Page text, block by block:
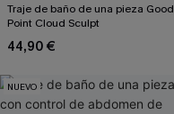
Traje de baño de una pieza Good
Point Cloud Sculpt
44,90 €
NUEVO